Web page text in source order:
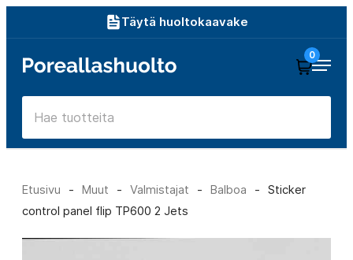
sisältöön
Täytä huoltokaavake
Poreallashuolto
0
Etusivu - Muut - Valmistajat - Balboa -
Sticker
control panel flip TP600 2 Jets